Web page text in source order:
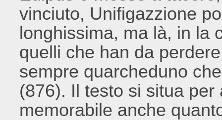
vinciuto, Unifigazzione
longhissima, ma là, in la
quelli che han da
sempre quarcheduno
(876). Il testo si situa
memorabile anche